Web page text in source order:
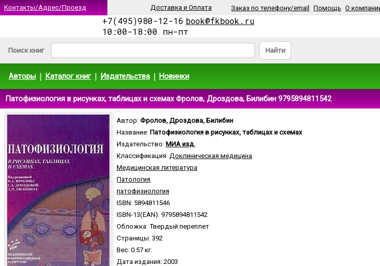
Контакты/Адрес/Проезд Доставка и Оплата Заказ по телефону/email Помощь О
+7(495)980-12-16 book@fkbook.ru
10:00-18:00 пн-пт
Поиск книг Найти
Авторы | Каталог книг | Издательства | Новинки
Патофизиология в рисунках, таблицах и схемах Фролов, Дроздова, Билибин 9795894811542
Автор: Фролов, Дроздова, Билибин
Название: Патофизиология в рисунках, таблицах и схемах
Издательство: МИА изд.
Классификация: Доклиническая медицина
Медицинская литература
Патология
патофизиология
ISBN: 5894811546
ISBN-13(EAN): 9795894811542
Обложка: Твердый переплет
Страницы: 392
Вес: 0.57 кг.
Дата издания: 2003